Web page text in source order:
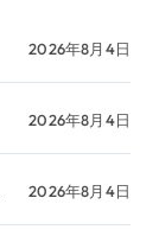
2026年8月4日
2026年8月4日
2026年8月4日